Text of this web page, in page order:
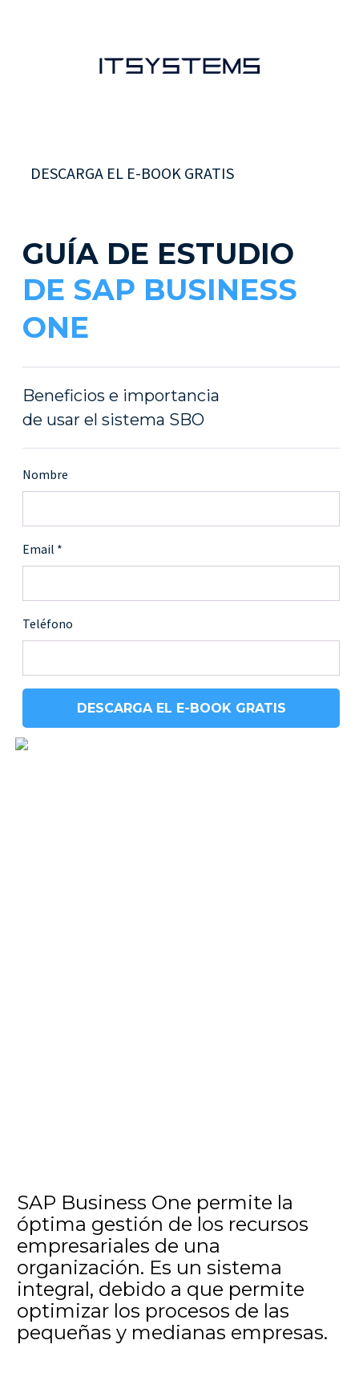
DESCARGA EL E-BOOK GRATIS
GUÍA DE ESTUDIO
DE SAP BUSINESS
ONE
Beneficios e importancia
de usar el sistema SBO
Nombre
Email
Teléfono
DESCARGA EL E-BOOK GRATIS
SAP Business One permite la
óptima gestión de los recursos
empresariales de una
organización. Es un sistema
integral, debido a que permite
optimizar los procesos de las
pequeñas y medianas empresas.